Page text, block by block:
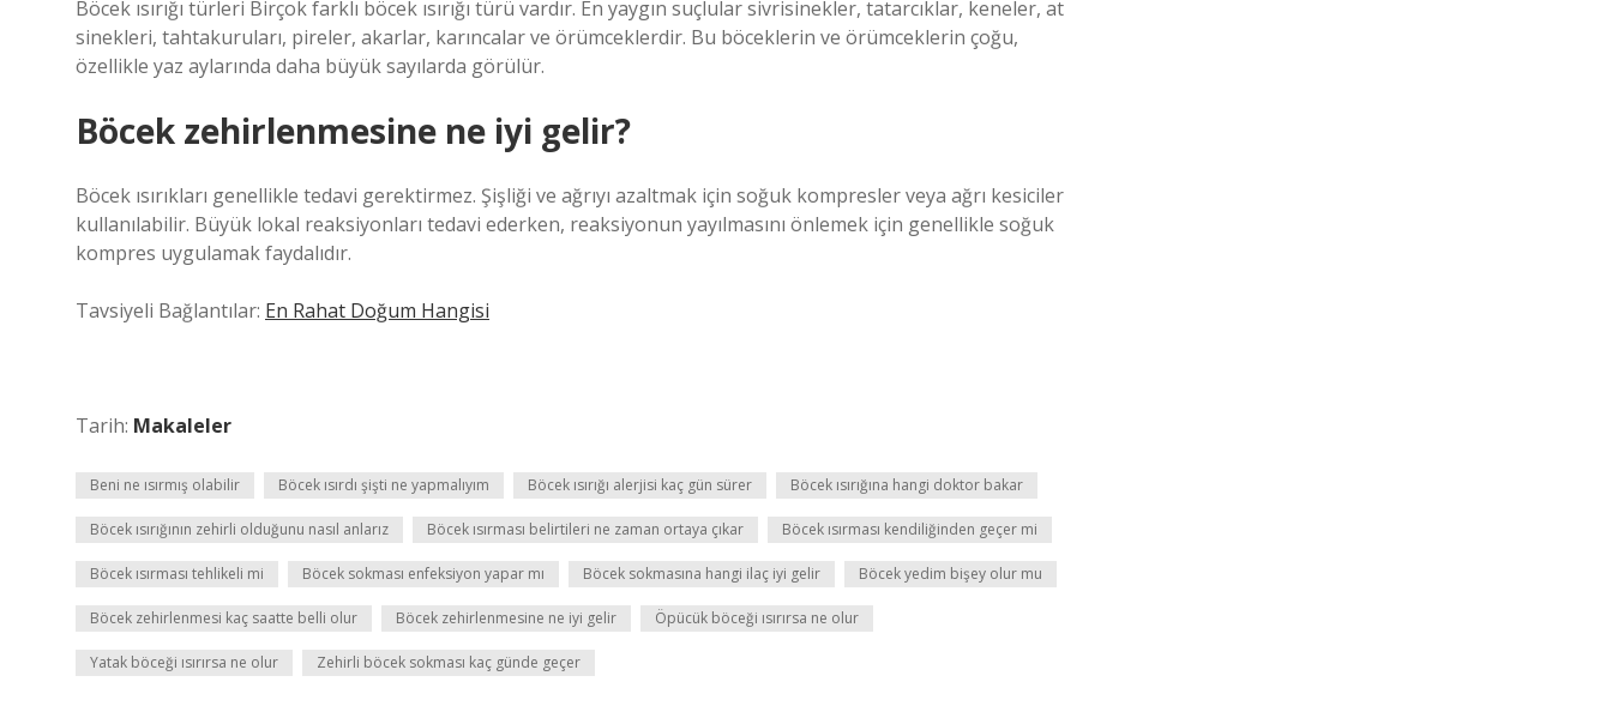
Böcek ısırığı türleri Birçok farklı böcek ısırığı türü vardır. En yaygın suçlular sivrisinekler, tatarcıklar, keneler, at
sinekleri, tahtakuruları, pireler, akarlar, karıncalar ve örümceklerdir. Bu böceklerin ve örümceklerin çoğu,
özellikle yaz aylarında daha büyük sayılarda görülür.
Böcek zehirlenmesine ne iyi gelir?
Böcek ısırıkları genellikle tedavi gerektirmez. Şişliği ve ağrıyı azaltmak için soğuk kompresler veya ağrı kesiciler
kullanılabilir. Büyük lokal reaksiyonları tedavi ederken, reaksiyonun yayılmasını önlemek için genellikle soğuk
kompres uygulamak faydalıdır.
Tavsiyeli Bağlantılar: En Rahat Doğum Hangisi
Tarih: Makaleler
Beni ne ısırmış olabilir Böcek ısırdı şişti ne yapmalıyım Böcek ısırığı alerjisi kaç gün sürer Böcek ısırığına hangi doktor bakar
Böcek ısırığının zehirli olduğunu nasıl anlarız Böcek ısırması belirtileri ne zaman ortaya çıkar Böcek ısırması kendiliğinden geçer mi
Böcek ısırması tehlikeli mi Böcek sokması enfeksiyon yapar mı Böcek sokmasına hangi ilaç iyi gelir Böcek yedim bişey olur mu
Böcek zehirlenmesi kaç saatte belli olur Böcek zehirlenmesine ne iyi gelir Öpücük böceği ısırırsa ne olur
Yatak böceği ısırırsa ne olur Zehirli böcek sokması kaç günde geçer